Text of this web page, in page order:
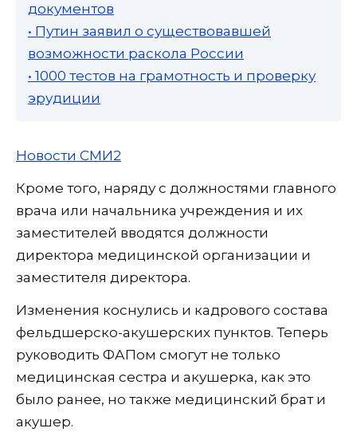
документов
• Путин заявил о существовавшей
возможности раскола России
• 1000 тестов на грамотность и проверку
эрудиции
Новости СМИ2
Кроме того, наряду с должностями главного
врача или начальника учреждения и их
заместителей вводятся должности
директора медицинской организации и
заместителя директора.
Изменения коснулись и кадрового состава
фельдшерско-акушерских пунктов. Теперь
руководить ФАПом смогут не только
медицинская сестра и акушерка, как это
было ранее, но также медицинский брат и
акушер.